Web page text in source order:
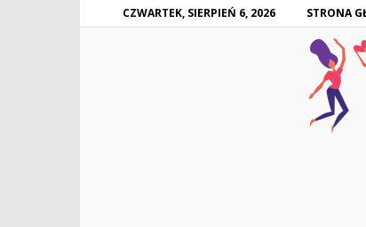
CZWARTEK, SIERPIEŃ 6, 2026 STRONA